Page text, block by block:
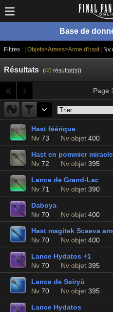
Base de
Filtres : | Objets>Armes>Arme d'hast
Résultats (40résultat(s))
Page
Hast féérique
Nv 73 Nv objet 400
Hast en pommier miracle
Nv 72 Nv objet 395
Lance de Grand-Lac
Nv 71 Nv objet 390
Daboya
Nv 70 Nv objet 400
Hast magitek Scaeva
Nv 70 Nv objet 400
Lance Hydatos +1
Nv 70 Nv objet 395
Lance de Seiryû
Nv 70 Nv objet 395
Lance Hydatos